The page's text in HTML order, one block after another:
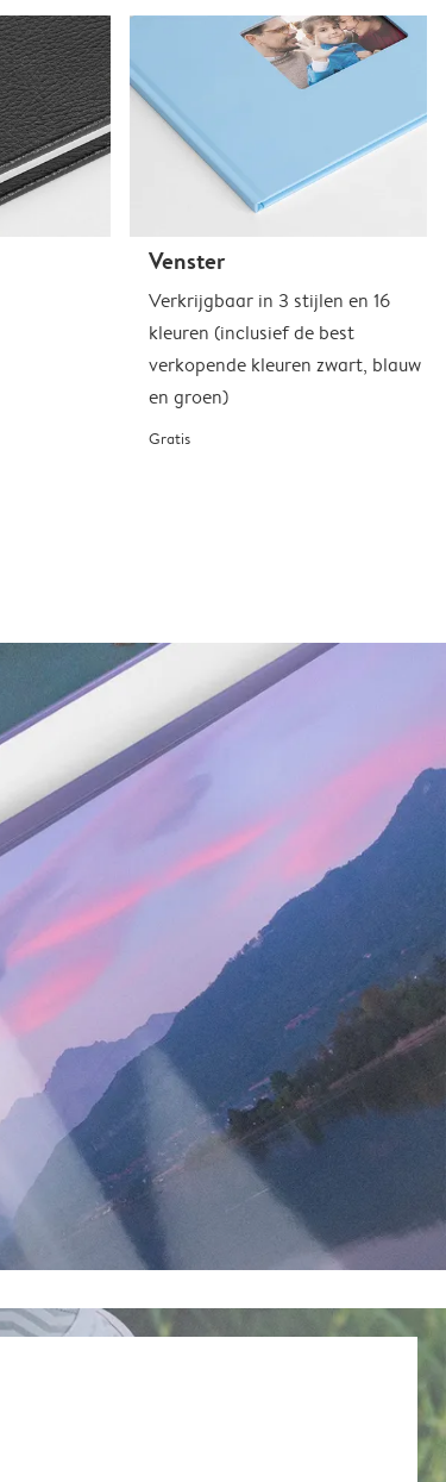
Venster
Verkrijgbaar in 3 stijlen en 16
kleuren (inclusief de best
verkopende kleuren zwart, blauw
en groen)
Gratis